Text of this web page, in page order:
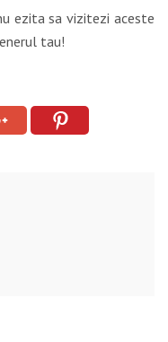
ezita sa vizitezi aceste
tau!